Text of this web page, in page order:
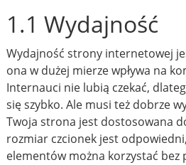
1.1 Wydajność
Wydajność strony internetowej
ona w dużej mierze wpływa na
Internauci nie lubią czekać,
się szybko. Ale musi też dobrze
Twoja strona jest dostosowana
rozmiar czcionek jest
elementów można korzystać bez